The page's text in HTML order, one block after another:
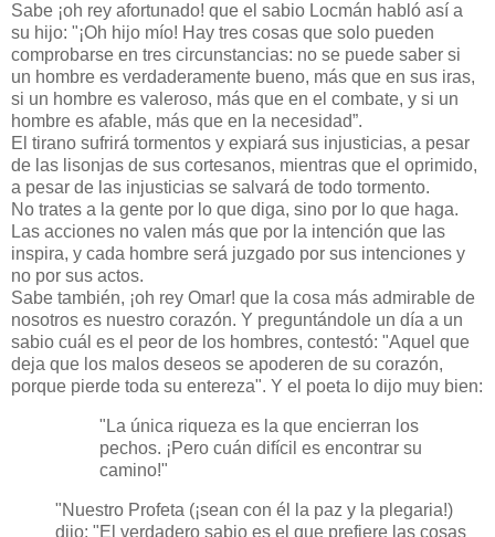
Sabe ¡oh rey afortunado! que el sabio Locmán habló así a
su hijo: "¡Oh hijo mío! Hay tres cosas que solo pueden
comprobarse en tres circunstancias: no se puede saber si
un hombre es verdaderamente bueno, más que en sus iras,
si un hombre es valeroso, más que en el combate, y si un
hombre es afable, más que en la necesidad”.
El tirano sufrirá tormentos y expiará sus injusticias, a pesar
de las lisonjas de sus cortesanos, mientras que el oprimido,
a pesar de las injusticias se salvará de todo tormento.
No trates a la gente por lo que diga, sino por lo que haga.
Las acciones no valen más que por la intención que las
inspira, y cada hombre será juzgado por sus intenciones y
no por sus actos.
Sabe también, ¡oh rey Omar! que la cosa más admirable de
nosotros es nuestro corazón. Y preguntándole un día a un
sabio cuál es el peor de los hombres, contestó: "Aquel que
deja que los malos deseos se apoderen de su corazón,
porque pierde toda su entereza". Y el poeta lo dijo muy bien:
"La única riqueza es la que encierran los
pechos. ¡Pero cuán difícil es encontrar su
camino!"
"Nuestro Profeta (¡sean con él la paz y la plegaria!)
dijo: "El verdadero sabio es el que prefiere las cosas